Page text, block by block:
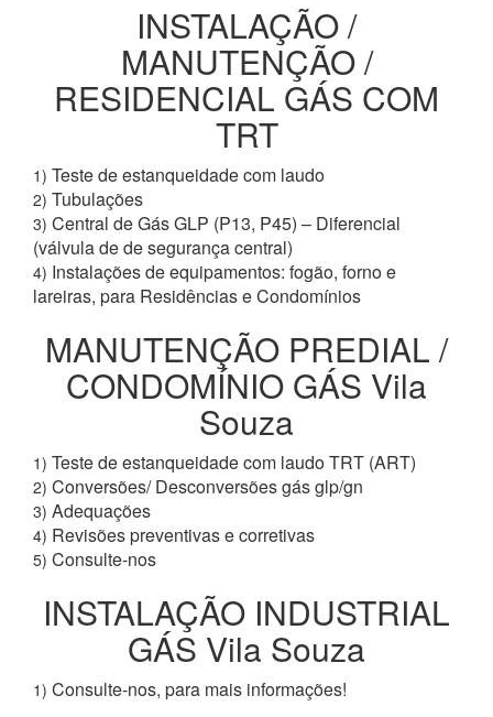
INSTALAÇÃO /
MANUTENÇÃO /
RESIDENCIAL GÁS COM
TRT
1) Teste de estanqueidade com laudo
2) Tubulações
3) Central de Gás GLP (P13, P45) – Diferencial
(válvula de de segurança central)
4) Instalações de equipamentos: fogão, forno e
lareiras, para Residências e Condomínios
MANUTENÇÃO PREDIAL /
CONDOMÍNIO GÁS Vila
Souza
1) Teste de estanqueidade com laudo TRT (ART)
2) Conversões/ Desconversões gás glp/gn
3) Adequações
4) Revisões preventivas e corretivas
5) Consulte-nos
INSTALAÇÃO INDUSTRIAL
GÁS Vila Souza
1) Consulte-nos, para mais informações!